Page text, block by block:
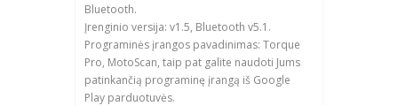
Bluetooth.
Įrenginio versija: v1.5, Bluetooth v5.1.
Programinės įrangos pavadinimas: Torque
Pro, MotoScan, taip pat galite naudoti Jums
patinkančią programinę įrangą iš Google
Play parduotuvės.